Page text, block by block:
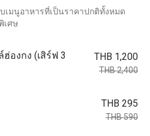
เมนูอาหารที่เป็นราคาปกติทั้งหมด
เศษ
องกง (เสิร์ฟ 3
THB 1,200
THB 2,400
THB 295
THB 590